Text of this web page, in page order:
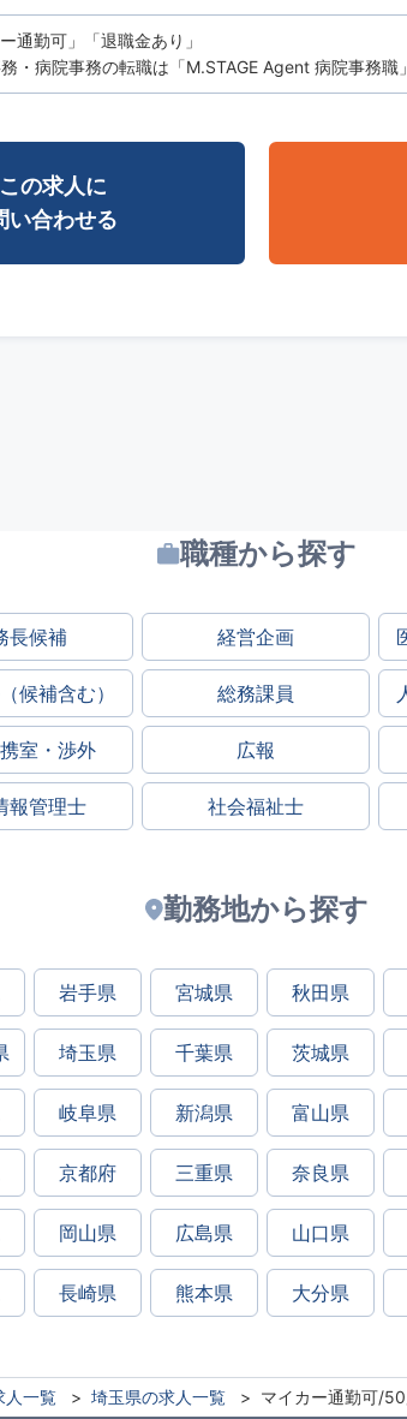
ー通勤可」「退職金あり」
・病院事務の転職は「M.STAGE Agent 病院事務職」
この求人に
い合わせる
職種から探す
長候補 経営企画
候補含む） 総務課員
室・渉外 広報
報管理士 社会福祉士
勤務地から探す
岩手県 宮城県 秋田県
埼玉県 千葉県 茨城県
岐阜県 新潟県 富山県
京都府 三重県 奈良県
岡山県 広島県 山口県
長崎県 熊本県 大分県
人一覧 埼玉県の求人一覧 マイカー通勤可/